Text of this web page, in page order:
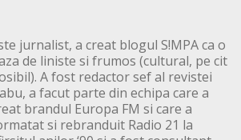
jurnalist, a creat blogul S!MPA ca o
de liniste si frumos (cultural, pe cit
A fost redactor sef al revistei
a facut parte din echipa care a
brandul Europa FM si care a
si rebranduit Radio 21 la